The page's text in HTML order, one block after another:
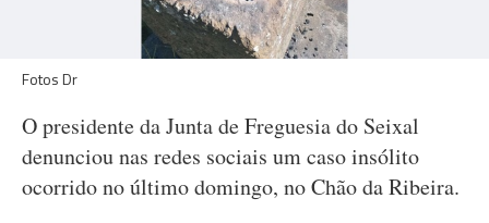
Fotos Dr
O presidente da Junta de Freguesia do Seixal
denunciou nas redes sociais um caso insólito
ocorrido no último domingo, no Chão da Ribeira.